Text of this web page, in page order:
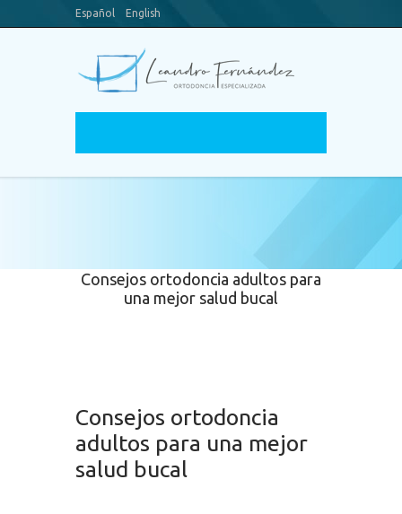
Español English
Consejos ortodoncia adultos para
una mejor salud bucal
Consejos ortodoncia
adultos para una mejor
salud bucal